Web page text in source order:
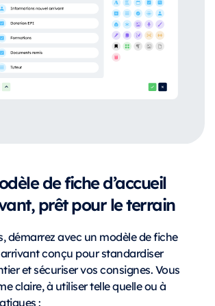
de fiche d’accueil
prêt pour le terrain
démarrez avec un modèle de fiche
conçu pour standardiser
et sécuriser vos consignes. Vous
claire, à utiliser telle quelle ou à
: